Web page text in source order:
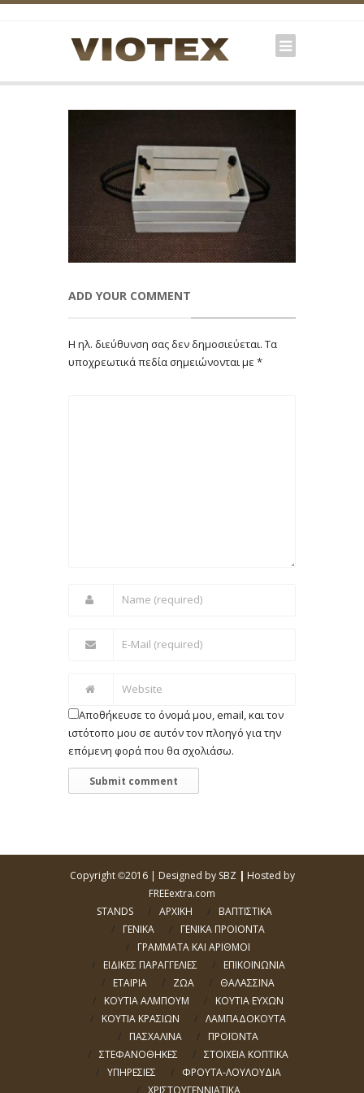
ADD YOUR COMMENT
Η ηλ. διεύθυνση σας δεν δημοσιεύεται. Τα
υποχρεωτικά πεδία σημειώνονται με *
Αποθήκευσε το όνομά μου, email, και τον
ιστότοπο μου σε αυτόν τον πλοηγό για την
επόμενη φορά που θα σχολιάσω.
Copyright ©2016 | Designed by SBZ | Hosted by
FREEextra.com
STANDS
ΑΡΧΙΚΗ
ΒΑΠΤΙΣΤΙΚΑ
ΓΕΝΙΚΑ
ΓΕΝΙΚΑ ΠΡΟΙΟΝΤΑ
ΓΡΑΜΜΑΤΑ ΚΑΙ ΑΡΙΘΜΟΙ
ΕΙΔΙΚΕΣ ΠΑΡΑΓΓΕΛΙΕΣ
ΕΠΙΚΟΙΝΩΝΙΑ
ΕΤΑΙΡΙΑ
ΖΩΑ
ΘΑΛΑΣΣΙΝΑ
ΚΟΥΤΙΑ ΑΛΜΠΟΥΜ
ΚΟΥΤΙΑ ΕΥΧΩΝ
ΚΟΥΤΙΑ ΚΡΑΣΙΩΝ
ΛΑΜΠΑΔΟΚΟΥΤΑ
ΠΑΣΧΑΛΙΝΑ
ΠΡΟΪΟΝΤΑ
ΣΤΕΦΑΝΟΘΗΚΕΣ
ΣΤΟΙΧΕΙΑ ΚΟΠΤΙΚΑ
ΥΠΗΡΕΣΙΕΣ
ΦΡΟΥΤΑ-ΛΟΥΛΟΥΔΙΑ
ΧΡΙΣΤΟΥΓΕΝΝΙΑΤΙΚΑ